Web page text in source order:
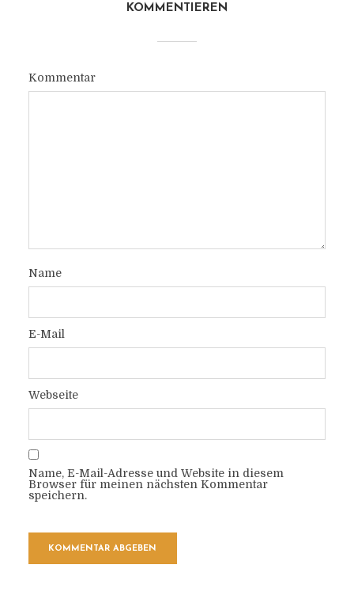
KOMMENTIEREN
Kommentar
Name
E-Mail
Webseite
Name, E-Mail-Adresse und Website in diesem
Browser für meinen nächsten Kommentar
speichern.